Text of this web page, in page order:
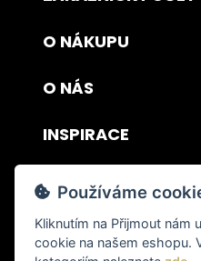
O NÁKUPU
O NÁS
INSPIRACE
DOPRAVA A PLATBA
© 2026 ITALSKY INTERIER s.r.o.
Používáme
Kliknutím na Přijmout nám
cookie na našem eshopu. Více informací k jednotlivým